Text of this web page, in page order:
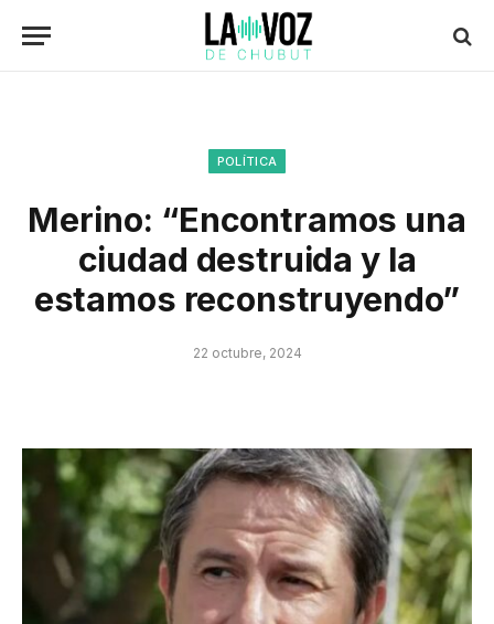
POLÍTICA
Merino: “Encontramos una
ciudad destruida y la
estamos reconstruyendo”
22 octubre, 2024